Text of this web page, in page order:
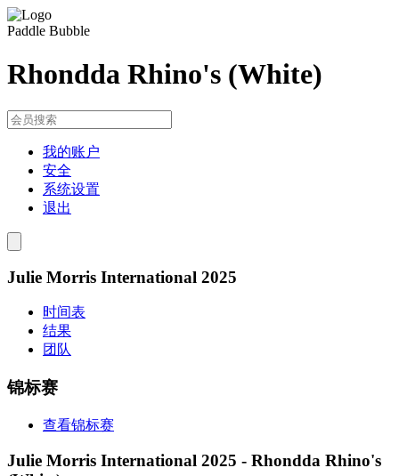
Paddle Bubble
Rhondda Rhino's (White)
我的账户
安全
系统设置
退出
Julie Morris International 2025
时间表
结果
团队
锦标赛
查看锦标赛
Julie Morris International 2025 - Rhondda Rhino's